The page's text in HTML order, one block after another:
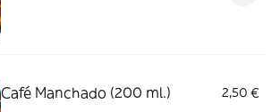
Café Manchado (200 ml.) 2,50 €